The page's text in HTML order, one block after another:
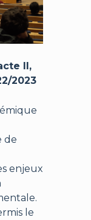
II,
2023
de
enjeux
le